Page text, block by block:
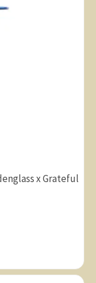
x Grateful